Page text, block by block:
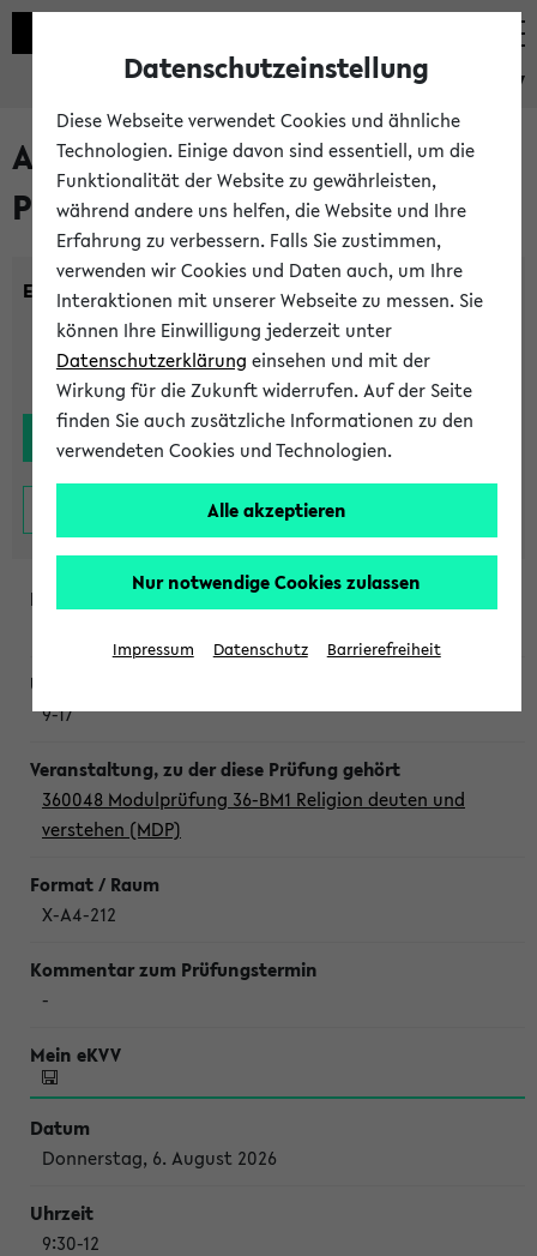
eKVV
Alle noch stattfindenden
Prüfungen
Einrichtung:
9-17
360048 Modulprüfung 36-BM1 Religion deuten und
verstehen (MDP)
X-A4-212
-
Donnerstag, 6. August 2026
9:30-12
Datenschutzeinstellung
Diese Webseite verwendet Cookies und ähnliche
Technologien. Einige davon sind essentiell, um die
Funktionalität der Website zu gewährleisten,
während andere uns helfen, die Website und Ihre
Erfahrung zu verbessern. Falls Sie zustimmen,
verwenden wir Cookies und Daten auch, um Ihre
Interaktionen mit unserer Webseite zu messen. Sie
können Ihre Einwilligung jederzeit unter
Datenschutzerklärung einsehen und mit der
Wirkung für die Zukunft widerrufen. Auf der Seite
finden Sie auch zusätzliche Informationen zu den
verwendeten Cookies und Technologien.
Alle akzeptieren
Nur notwendige Cookies zulassen
Impressum Datenschutz Barrierefreiheit